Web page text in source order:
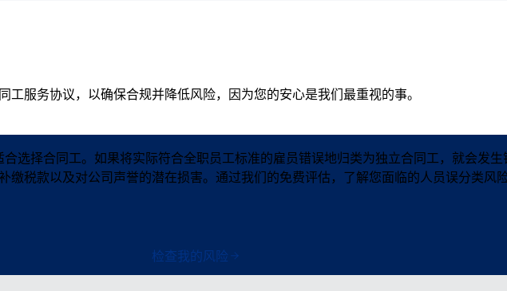
服务协议，以确保合规并降低风险，因为您的安心是我们最重视的事。
选择合同工。如果将实际符合全职员工标准的雇员错误地归类为独立合同工，就会发
缴税款以及对公司声誉的潜在损害。通过我们的免费评估，了解您面临的人员误分类风险
检查我的风险